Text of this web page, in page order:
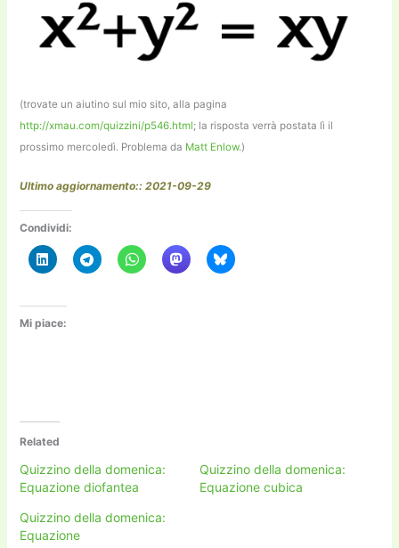
(trovate un aiutino sul mio sito, alla pagina
http://xmau.com/quizzini/p546.html; la risposta verrà postata lì il
prossimo mercoledì. Problema da Matt Enlow.)
Ultimo aggiornamento:: 2021-09-29
Condividi:
Mi piace:
Related
Quizzino della domenica:
Equazione diofantea
Quizzino della domenica:
Equazione cubica
Quizzino della domenica:
Equazione